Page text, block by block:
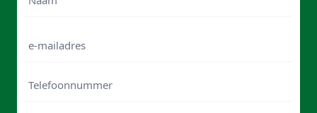
mailadres